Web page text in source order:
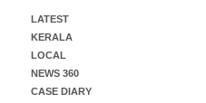
LATEST
KERALA
LOCAL
NEWS 360
CASE DIARY